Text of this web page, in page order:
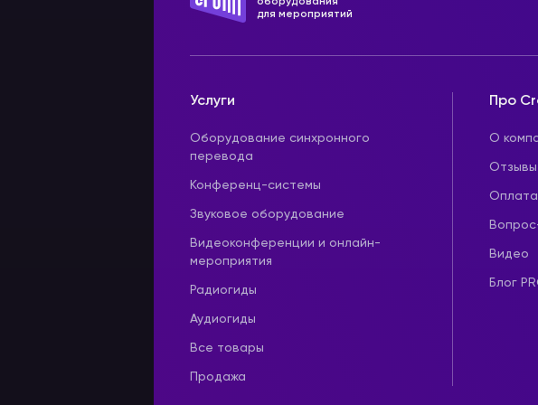
для мероприятий
Услуги
Оборудование синхронного
перевода
Конференц-системы
Звуковое оборудование
Видеоконференции и онлайн-
мероприятия
Радиогиды
Аудиогиды
Все товары
Продажа
Про
О
Отзывы
Оплата
Видео
Блог